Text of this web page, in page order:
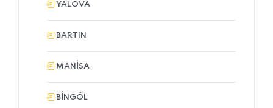
YALOVA
BARTIN
MANİSA
BINGÖL